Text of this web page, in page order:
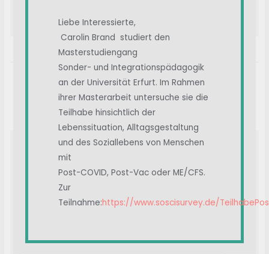
Sonnenscheinfuerdich
Veröffentlicht von:@cinnamongirl
Hallo allerseits!
Liebe Interessierte,
Carolin Brand studiert den
Masterstudiengang
Sonder- und Integrationspädagogik
an der Universität Erfurt. Im Rahmen
ihrer Masterarbeit untersuche sie die
Teilhabe hinsichtlich der
Lebenssituation, Alltagsgestaltung
und des Soziallebens von Menschen
mit
Post-COVID, Post-Vac oder ME/CFS.
Zur
Teilnahme:https://www.soscisurvey.de/